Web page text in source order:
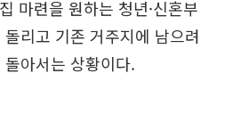
마련을 원하는 청년·신혼부
리고 기존 거주지에 남으려
아서는 상황이다.